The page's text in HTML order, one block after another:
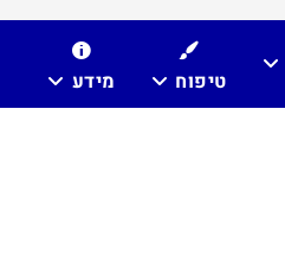
טיפוח מידע